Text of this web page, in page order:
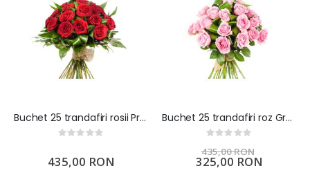
Buchet 25 trandafiri rosii Precious heart
Rating:
435,00 RON
Buchet 25 trandafiri roz Greatest strength
Rating:
435,00 RON
Preț
special
325,00 RON